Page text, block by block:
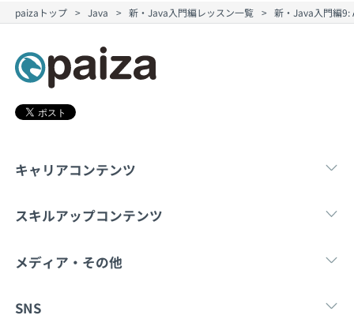
paizaトップ Java 新・Java入門編レッスン一覧 新・Java入門編
キャリアコンテンツ
転職・キャリア 新卒就
スキルアップコンテンツ
学習 マンガ・ゲーム
メディア・その他
Tech Team Journal note
SNS